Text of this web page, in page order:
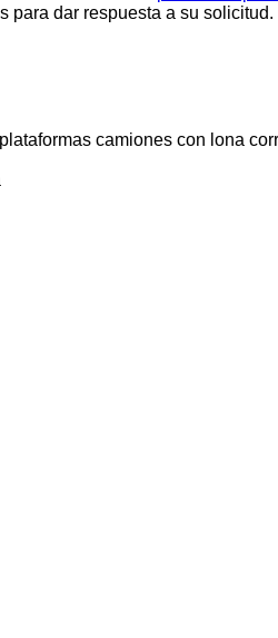
para dar respuesta a su solicitud.
camiones con lona